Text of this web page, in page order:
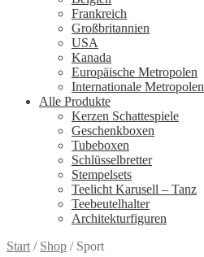
Frankreich
Großbritannien
USA
Kanada
Europäische Metropolen
Internationale Metropolen
Alle Produkte
Kerzen Schattespiele
Geschenkboxen
Tubeboxen
Schlüsselbretter
Stempelsets
Teelicht Karusell – Tanz
Teebeutelhalter
Architekturfiguren
Start / Shop / Sport